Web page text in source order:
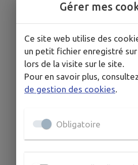
Gérer mes
Ce site web utilise des
un petit fichier enregistré
lors de la visite sur le site.
Pour en savoir plus,
de gestion des cookies.
Obligatoire